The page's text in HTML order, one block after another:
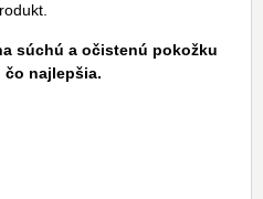
súchú a očistenú pokožku
najlepšia.